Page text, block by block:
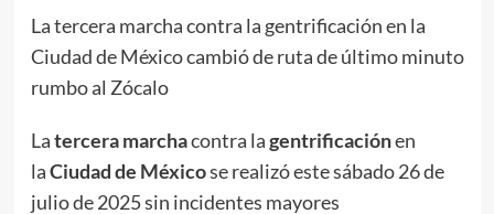
La tercera marcha contra la gentrificación en la
Ciudad de México cambió de ruta de último minuto
rumbo al Zócalo
Latercera marchacontra lagentrificaciónen
laCiudad de Méxicose realizó este sábado 26 de
julio de 2025 sin incidentes mayores